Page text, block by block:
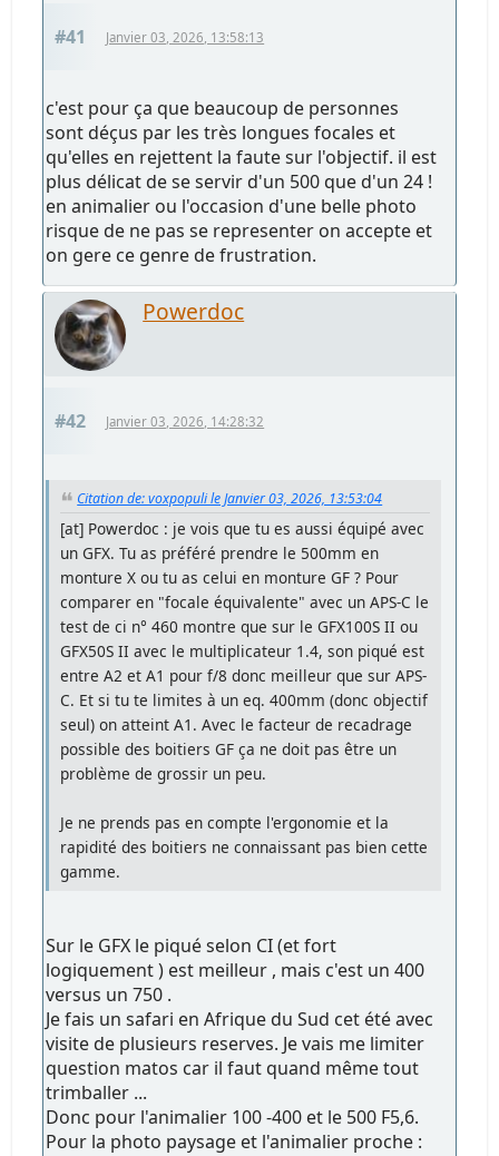
#41 Janvier 03, 2026, 13:58:13
c'est pour ça que beaucoup de personnes
sont déçus par les très longues focales et
qu'elles en rejettent la faute sur l'objectif. il est
plus délicat de se servir d'un 500 que d'un 24 !
en animalier ou l'occasion d'une belle photo
risque de ne pas se representer on accepte et
on gere ce genre de frustration.
Powerdoc
#42 Janvier 03, 2026, 14:28:32
Citation de: voxpopuli le Janvier 03, 2026, 13:53:04
[at] Powerdoc : je vois que tu es aussi équipé avec
un GFX. Tu as préféré prendre le 500mm en
monture X ou tu as celui en monture GF ? Pour
comparer en "focale équivalente" avec un APS-C le
test de ci n° 460 montre que sur le GFX100S II ou
GFX50S II avec le multiplicateur 1.4, son piqué est
entre A2 et A1 pour f/8 donc meilleur que sur APS-
C. Et si tu te limites à un eq. 400mm (donc objectif
seul) on atteint A1. Avec le facteur de recadrage
possible des boitiers GF ça ne doit pas être un
problème de grossir un peu.
Je ne prends pas en compte l'ergonomie et la
rapidité des boitiers ne connaissant pas bien cette
gamme.
Sur le GFX le piqué selon CI (et fort
logiquement ) est meilleur , mais c'est un 400
versus un 750 .
Je fais un safari en Afrique du Sud cet été avec
visite de plusieurs reserves. Je vais me limiter
question matos car il faut quand même tout
trimballer ...
Donc pour l'animalier 100 -400 et le 500 F5,6.
Pour la photo paysage et l'animalier proche :